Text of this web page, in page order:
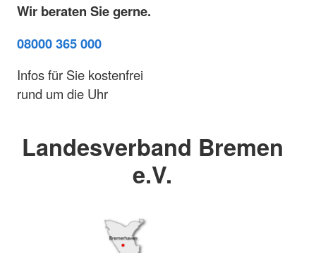
Wir beraten Sie gerne.
08000 365 000
Infos für Sie kostenfrei
rund um die Uhr
Landesverband Bremen
e.V.